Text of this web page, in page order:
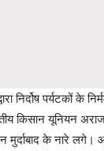
निर्दोष पर्यटकों के
किसान यूनियन
मुर्दाबाद के नारे